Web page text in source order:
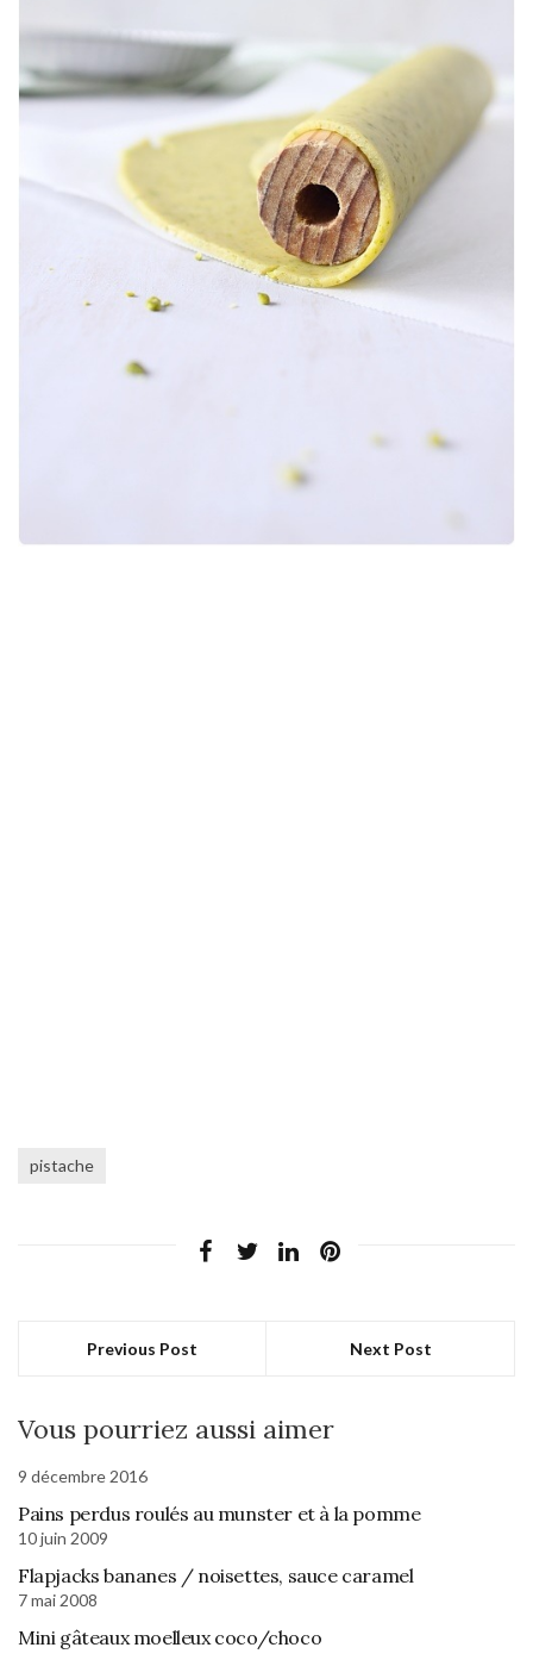
pistache
Previous Post Next Post
Vous pourriez aussi aimer
9 décembre 2016
Pains perdus roulés au munster et à la pomme
10 juin 2009
Flapjacks bananes / noisettes, sauce caramel
7 mai 2008
Mini gâteaux moelleux coco/choco